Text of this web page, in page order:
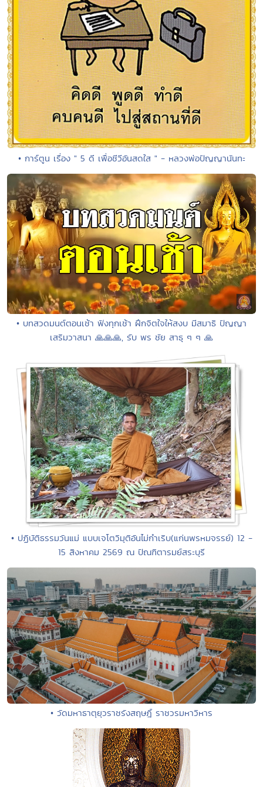
• การ์ตูน เรื่อง " 5 ดี เพื่อชีวีอันสดใส " - หลวงพ่อปัญญานันทะ
• บทสวดมนต์ตอนเช้า ฟังทุกเช้า ฝึกจิตใจให้สงบ มีสมาธิ ปัญญา
เสริมวาสนา 🙏🙏🙏, รับ พร ชัย สาธุ ๆ ๆ 🙏
• ปฏิบัติธรรมวันแม่ แบบเจโตวิมุติอันไม่กำเริบ(แก่นพรหมจรรย์) 12 -
15 สิงหาคม 2569 ณ ปัณฑิตารมย์สระบุรี
• วัดมหาธาตุยุวราชรังสฤษฎิ์ ราชวรมหาวิหาร